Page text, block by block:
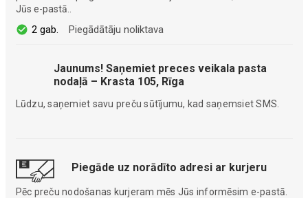
Jūs e-pastā..
2 gab. Piegādātāju noliktava
Jaunums! Saņemiet preces veikala pasta
nodaļā – Krasta 105, Rīga
Lūdzu, saņemiet savu preču sūtījumu, kad saņemsiet SMS.
Piegāde uz norādīto adresi ar kurjeru
Pēc preču nodošanas kurjeram mēs Jūs informēsim e-pastā.